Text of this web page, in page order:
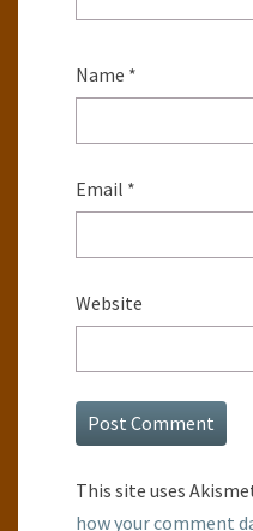
Name *
Email *
Website
This site uses
how your comment